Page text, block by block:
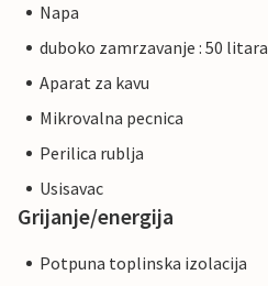
Napa
duboko zamrzavanje : 50 litara
Aparat za kavu
Mikrovalna pecnica
Perilica rublja
Usisavac
Grijanje/energija
Potpuna toplinska izolacija